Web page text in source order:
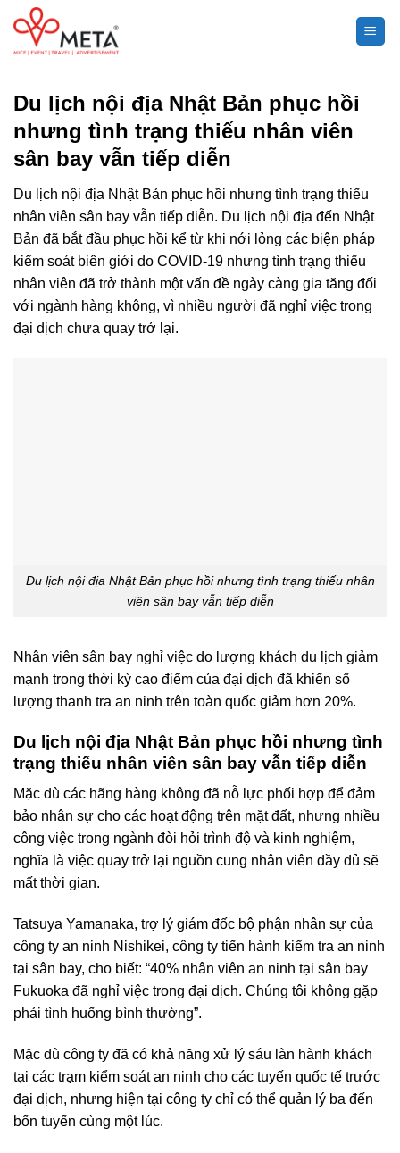
Chuyển
đến
nội
Du lịch nội địa Nhật Bản phục hồi
nhưng tình trạng thiếu nhân viên
sân bay vẫn tiếp diễn
Du lịch nội địa Nhật Bản phục hồi nhưng tình trạng thiếu
nhân viên sân bay vẫn tiếp diễn. Du lịch nội địa đến Nhật
Bản đã bắt đầu phục hồi kể từ khi nới lỏng các biện pháp
kiểm soát biên giới do COVID-19 nhưng tình trạng thiếu
nhân viên đã trở thành một vấn đề ngày càng gia tăng đối
với ngành hàng không, vì nhiều người đã nghỉ việc trong
đại dịch chưa quay trở lại.
Du lịch nội địa Nhật Bản phục hồi nhưng tình trạng thiếu nhân
viên sân bay vẫn tiếp diễn
Nhân viên sân bay nghỉ việc do lượng khách du lịch giảm
mạnh trong thời kỳ cao điểm của đại dịch đã khiến số
lượng thanh tra an ninh trên toàn quốc giảm hơn 20%.
Du lịch nội địa Nhật Bản phục hồi nhưng tình
trạng thiếu nhân viên sân bay vẫn tiếp diễn
Mặc dù các hãng hàng không đã nỗ lực phối hợp để đảm
bảo nhân sự cho các hoạt động trên mặt đất, nhưng nhiều
công việc trong ngành đòi hỏi trình độ và kinh nghiệm,
nghĩa là việc quay trở lại nguồn cung nhân viên đầy đủ sẽ
mất thời gian.
Tatsuya Yamanaka, trợ lý giám đốc bộ phận nhân sự của
công ty an ninh Nishikei, công ty tiến hành kiểm tra an ninh
tại sân bay, cho biết: “40% nhân viên an ninh tại sân bay
Fukuoka đã nghỉ việc trong đại dịch. Chúng tôi không gặp
phải tình huống bình thường”.
Mặc dù công ty đã có khả năng xử lý sáu làn hành khách
tại các trạm kiểm soát an ninh cho các tuyến quốc tế trước
đại dịch, nhưng hiện tại công ty chỉ có thể quản lý ba đến
bốn tuyến cùng một lúc.